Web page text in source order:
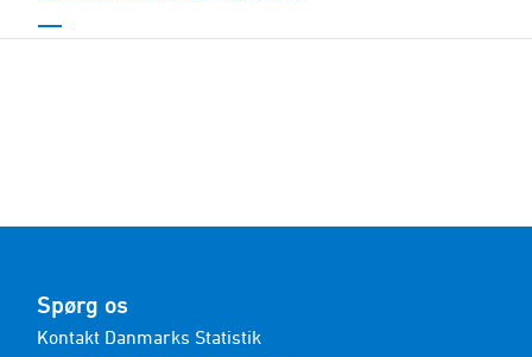
Spørg os
Kontakt Danmarks Statistik